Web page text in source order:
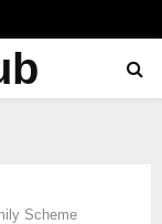
Scheme